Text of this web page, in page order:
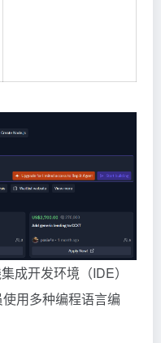
成开发环境（IDE）
用多种编程语言编